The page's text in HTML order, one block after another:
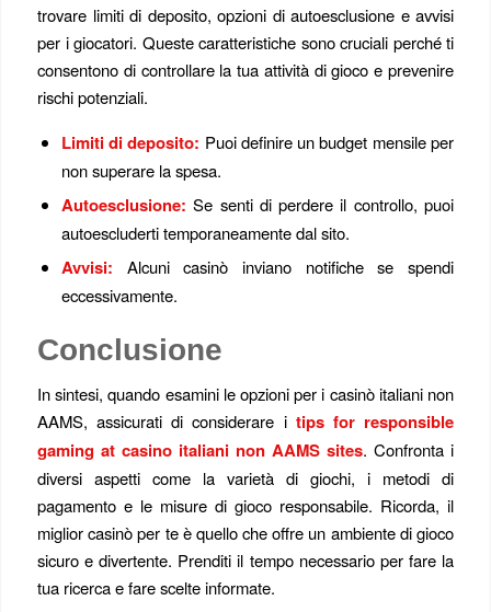
trovare limiti di deposito, opzioni di autoesclusione e avvisi
per i giocatori. Queste caratteristiche sono cruciali perché ti
consentono di controllare la tua attività di gioco e prevenire
rischi potenziali.
Limiti di deposito: Puoi definire un budget mensile per
non superare la spesa.
Autoesclusione: Se senti di perdere il controllo, puoi
autoescluderti temporaneamente dal sito.
Avvisi: Alcuni casinò inviano notifiche se spendi
eccessivamente.
Conclusione
In sintesi, quando esamini le opzioni per i casinò italiani non
AAMS, assicurati di considerare i tips for responsible
gaming at casino italiani non AAMS sites. Confronta i
diversi aspetti come la varietà di giochi, i metodi di
pagamento e le misure di gioco responsabile. Ricorda, il
miglior casinò per te è quello che offre un ambiente di gioco
sicuro e divertente. Prenditi il tempo necessario per fare la
tua ricerca e fare scelte informate.